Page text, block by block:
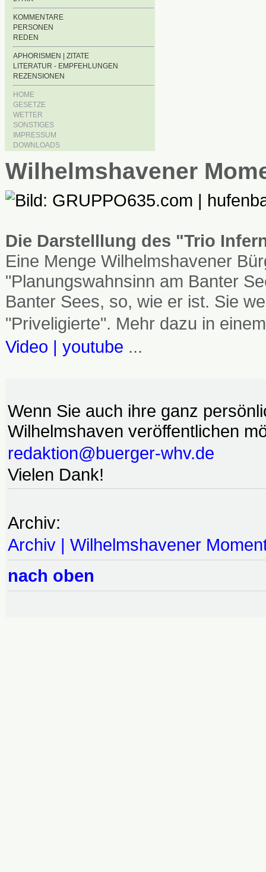
KOMMENTARE
PERSONEN
REDEN
APHORISMEN | ZITATE
LITERATUR - EMPFEHLUNGEN
REZENSIONEN
HOME
GESETZE
WETTER
SONSTIGES
IMPRESSUM
DOWNLOADS
Wilhelmshavener
Die Darstelllung des "Trio
Eine Menge Wilhelmshavener
"Planungswahnsinn am Banter
Banter Sees, so, wie er ist. Sie
"Priveligierte". Mehr dazu in
Video | youtube ...
Wenn Sie auch ihre ganz
Wilhelmshaven veröffentlichen
redaktion@buerger-whv.de
Vielen Dank!
Archiv:
Archiv | Wilhelmshavener
nach oben